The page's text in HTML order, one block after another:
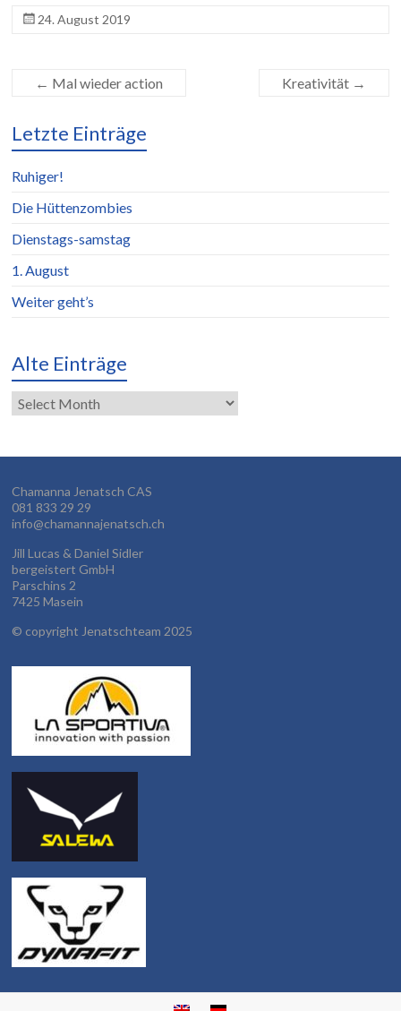
24. August 2019
← Mal wieder action Kreativität →
Letzte Einträge
Ruhiger!
Die Hüttenzombies
Dienstags-samstag
1. August
Weiter geht’s
Alte Einträge
Alte
Einträge
Chamanna Jenatsch CAS
081 833 29 29
info@chamannajenatsch.ch
Jill Lucas & Daniel Sidler
bergeistert GmbH
Parschins 2
7425 Masein
© copyright Jenatschteam 2025